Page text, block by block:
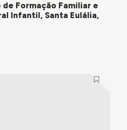
Formação Familiar e
Infantil, Santa Eulália,